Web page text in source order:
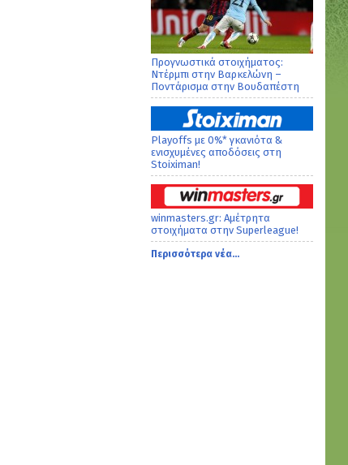
Προγνωστικά στοιχήματος:
Ντέρμπι στην Βαρκελώνη –
Ποντάρισμα στην Βουδαπέστη
Playoffs με 0%* γκανιότα &
ενισχυμένες αποδόσεις στη
Stoiximan!
winmasters.gr: Αμέτρητα
στοιχήματα στην Superleague!
Περισσότερα νέα...